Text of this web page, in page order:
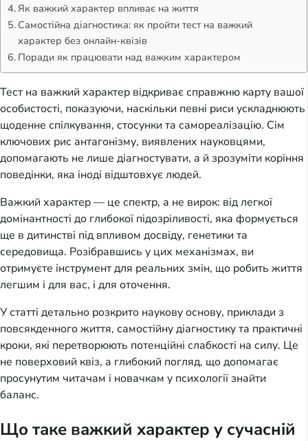
Як важкий характер впливає на життя
Самостійна діагностика: як пройти тест на важкий
характер без онлайн-квізів
Поради як працювати над важким характером
Тест на важкий характер відкриває справжню карту вашої
особистості, показуючи, наскільки певні риси ускладнюють
щоденне спілкування, стосунки та самореалізацію. Сім
ключових рис антагонізму, виявлених науковцями,
допомагають не лише діагностувати, а й зрозуміти коріння
поведінки, яка іноді відштовхує людей.
Важкий характер — це спектр, а не вирок: від легкої
домінантності до глибокої підозріливості, яка формується
ще в дитинстві під впливом досвіду, генетики та
середовища. Розібравшись у цих механізмах, ви
отримуєте інструмент для реальних змін, що робить життя
легшим і для вас, і для оточення.
У статті детально розкрито наукову основу, приклади з
повсякденного життя, самостійну діагностику та практичні
кроки, які перетворюють потенційні слабкості на силу. Це
не поверховий квіз, а глибокий погляд, що допомагає
просунутим читачам і новачкам у психології знайти
баланс.
Що таке важкий характер у сучасній